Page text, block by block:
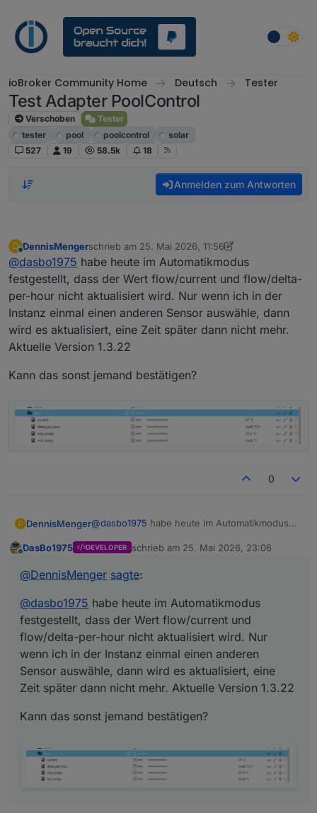
ioBroker Community Home Deutsch Tester
Test Adapter PoolControl
Verschoben
Tester
tester
pool poolcontrol
solar
527
19 58.5k 18
Anmelden zum Antworten
D
Online
DennisMengerschrieb am 25. Mai 2026, 11:56
zuletzt editiert von DennisMenger
@dasbo1975 habe heute im Automatikmodus
festgestellt, dass der Wert flow/current und flow/delta-
per-hour nicht aktualisiert wird. Nur wenn ich in der
Instanz einmal einen anderen Sensor auswähle, dann
wird es aktualisiert, eine Zeit später dann nicht mehr.
Aktuelle Version 1.3.22
Kann das sonst jemand bestätigen?
0
D DennisMenger@dasbo1975 habe heute im Automatikmodus
flow/delta-per-hour nicht aktualisiert wird. Nur
Sensor auswähle, dann wird es aktualisiert,
Version 1.3.22
Kann das sonst jemand bestätigen?
DasBo1975 DEVELOPER schrieb am 25. Mai 2026, 23:06
zuletzt editiert von
@DennisMenger sagte:
@dasbo1975 habe heute im Automatikmodus
festgestellt, dass der Wert flow/current und
flow/delta-per-hour nicht aktualisiert wird. Nur
wenn ich in der Instanz einmal einen anderen
Sensor auswähle, dann wird es aktualisiert, eine
Zeit später dann nicht mehr. Aktuelle Version 1.3.22
Kann das sonst jemand bestätigen?